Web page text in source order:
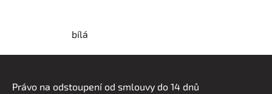
bílá
Právo na odstoupení od smlouvy do 14 dnů